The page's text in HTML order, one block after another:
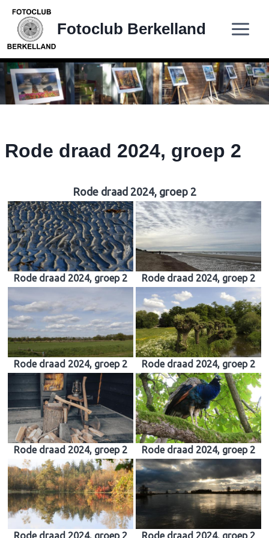
Doorgaan
naar
inhoud
Fotoclub Berkelland
Rode draad 2024, groep 2
Rode draad 2024, groep 2
Rode draad 2024, groep 2 Rode draad 2024, groep 2
Rode draad 2024, groep 2 Rode draad 2024, groep 2
Rode draad 2024, groep 2 Rode draad 2024, groep 2
Rode draad 2024, groep 2 Rode draad 2024, groep 2